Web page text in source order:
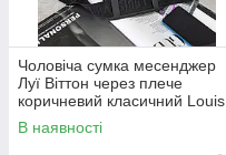
Чоловіча сумка месенджер
Луї Віттон через плече
коричневий класичний Louis
Vuitton
В наявності